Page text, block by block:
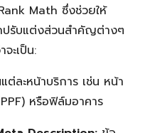
Math ซึ่งช่วยให้
ปรับแต่งส่วนสำคัญต่างๆ
ะเป็น:
ต่ละหน้าบริการ เช่น หน้า
หรือฟิล์มอาคาร